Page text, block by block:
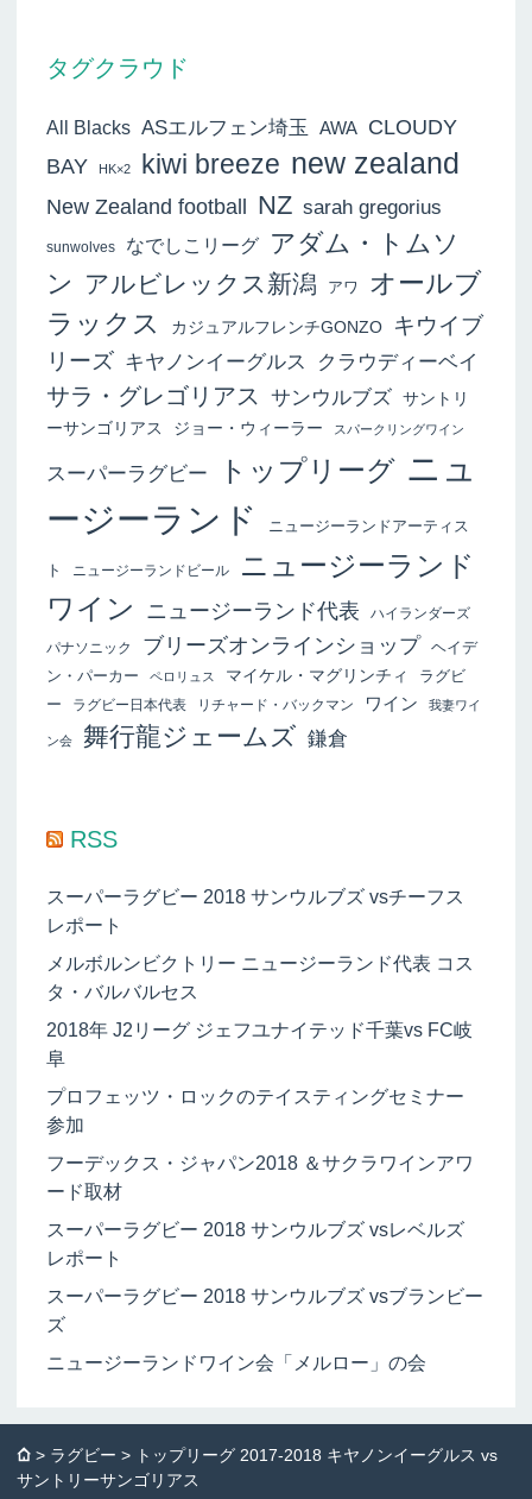
タグクラウド
All Blacks ASエルフェン埼玉 AWA CLOUDY
BAY
HK×2 kiwi breeze new zealand
New Zealand football NZ sarah gregorius
sunwolves なでしこリーグ
アダム・トムソ
ン
アルビレックス新潟 アワ
オールブ
ラックス
カジュアルフレンチGONZO
キウイブ
リーズ キヤノンイーグルス クラウディーベイ
サラ・グレゴリアス サンウルブズ サントリ
ーサンゴリアス
ジョー・ウィーラー スパークリングワイン
スーパーラグビー トップリーグ ニュ
ージーランド
ニュージーランドアーティス
ト ニュージーランドビール
ニュージーランド
ワイン
ニュージーランド代表 ハイランダーズ
パナソニック ブリーズオンラインショップ ヘイデ
ン・パーカー
ペロリュス マイケル・マグリンチィ
ラグビ
ー
ラグビー日本代表 リチャード・バックマン ワイン 我妻ワイ
ン会 舞行龍ジェームズ 鎌倉
RSS
スーパーラグビー 2018 サンウルブズ vsチーフス
レポート
メルボルンビクトリー ニュージーランド代表 コス
タ・バルバルセス
2018年 J2リーグ ジェフユナイテッド千葉vs FC岐
阜
プロフェッツ・ロックのテイスティングセミナー
参加
フーデックス・ジャパン2018 ＆サクラワインアワ
ード取材
スーパーラグビー 2018 サンウルブズ vsレベルズ
レポート
スーパーラグビー 2018 サンウルブズ vsブランビー
ズ
ニュージーランドワイン会「メルロー」の会
⌂ > ラグビー > トップリーグ 2017-2018 キヤノンイーグルス vs
サントリーサンゴリアス